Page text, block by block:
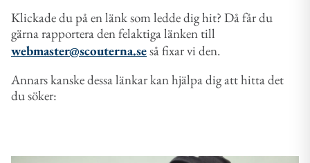
Klickade du på en länk som ledde dig hit? Då får du
gärna rapportera den felaktiga länken till
webmaster@scouterna.seså fixar vi den.
Annars kanske dessa länkar kan hjälpa dig att hitta det
du söker: